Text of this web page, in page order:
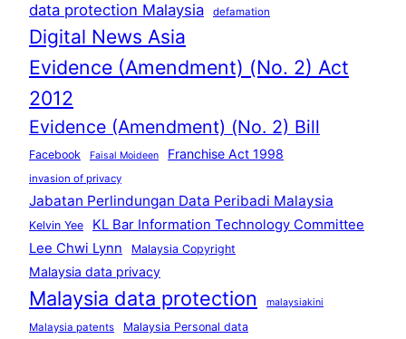
data protection Malaysia defamation
Digital News Asia
Evidence (Amendment) (No. 2) Act
2012
Evidence (Amendment) (No. 2) Bill
Facebook Faisal Moideen Franchise Act 1998
invasion of privacy
Jabatan Perlindungan Data Peribadi Malaysia
Kelvin Yee
KL Bar Information Technology Committee
Lee Chwi Lynn
Malaysia Copyright
Malaysia data privacy
Malaysia data protection malaysiakini
Malaysia patents Malaysia Personal data